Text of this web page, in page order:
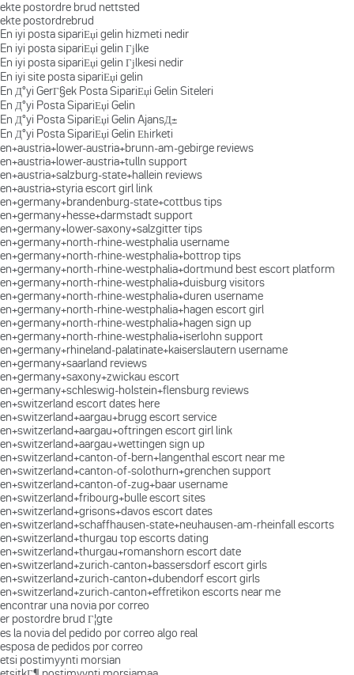
ekte postordre brud nettsted
ekte postordrebrud
En iyi posta sipariЕџi gelin hizmeti nedir
En iyi posta sipariЕџi gelin Гјlke
En iyi posta sipariЕџi gelin Гјlkesi nedir
En iyi site posta sipariЕџi gelin
En Д°yi GerГ§ek Posta SipariЕџi Gelin Siteleri
En Д°yi Posta SipariЕџi Gelin
En Д°yi Posta SipariЕџi Gelin AjansД±
En Д°yi Posta SipariЕџi Gelin Ећirketi
en+austria+lower-austria+brunn-am-gebirge reviews
en+austria+lower-austria+tulln support
en+austria+salzburg-state+hallein reviews
en+austria+styria escort girl link
en+germany+brandenburg-state+cottbus tips
en+germany+hesse+darmstadt support
en+germany+lower-saxony+salzgitter tips
en+germany+north-rhine-westphalia username
en+germany+north-rhine-westphalia+bottrop tips
en+germany+north-rhine-westphalia+dortmund best escort platform
en+germany+north-rhine-westphalia+duisburg visitors
en+germany+north-rhine-westphalia+duren username
en+germany+north-rhine-westphalia+hagen escort girl
en+germany+north-rhine-westphalia+hagen sign up
en+germany+north-rhine-westphalia+iserlohn support
en+germany+rhineland-palatinate+kaiserslautern username
en+germany+saarland reviews
en+germany+saxony+zwickau escort
en+germany+schleswig-holstein+flensburg reviews
en+switzerland escort dates here
en+switzerland+aargau+brugg escort service
en+switzerland+aargau+oftringen escort girl link
en+switzerland+aargau+wettingen sign up
en+switzerland+canton-of-bern+langenthal escort near me
en+switzerland+canton-of-solothurn+grenchen support
en+switzerland+canton-of-zug+baar username
en+switzerland+fribourg+bulle escort sites
en+switzerland+grisons+davos escort dates
en+switzerland+schaffhausen-state+neuhausen-am-rheinfall escorts
en+switzerland+thurgau top escorts dating
en+switzerland+thurgau+romanshorn escort date
en+switzerland+zurich-canton+bassersdorf escort girls
en+switzerland+zurich-canton+dubendorf escort girls
en+switzerland+zurich-canton+effretikon escorts near me
encontrar una novia por correo
er postordre brud Г¦gte
es la novia del pedido por correo algo real
esposa de pedidos por correo
etsi postimyynti morsian